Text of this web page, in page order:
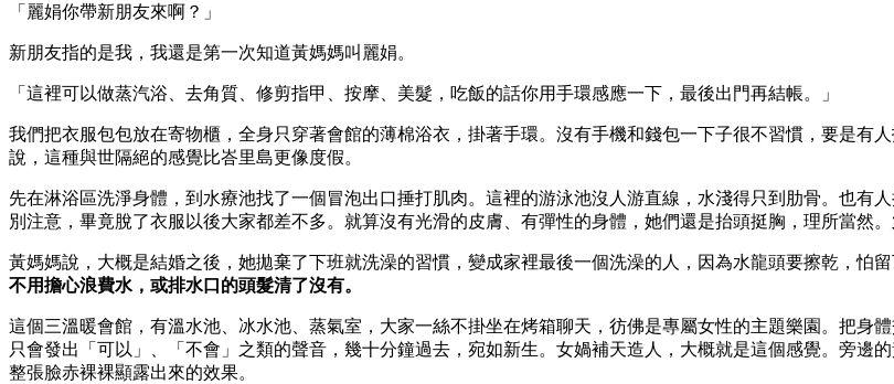
「麗娟你帶新朋友來啊？」
新朋友指的是我，我還是第一次知道黃媽媽叫麗娟。
「這裡可以做蒸汽浴、去角質、修剪指甲、按摩、美髮，吃飯的話你用手環感應一下，最後出門再結帳。」
我們把衣服包包放在寄物櫃，全身只穿著會館的薄棉浴衣，掛著手環。沒有手機和錢包一下子很不習慣，要是有
說，這種與世隔絕的感覺比峇里島更像度假。
先在淋浴區洗淨身體，到水療池找了一個冒泡出口捶打肌肉。這裡的游泳池沒人游直線，水淺得只到肋骨。也有
別注意，畢竟脫了衣服以後大家都差不多。就算沒有光滑的皮膚、有彈性的身體，她們還是抬頭挺胸，理所當然。
黃媽媽說，大概是結婚之後，她拋棄了下班就洗澡的習慣，變成家裡最後一個洗澡的人，因為水龍頭要擦乾，怕
不用擔心浪費水，或排水口的頭髮清了沒有。
這個三溫暖會館，有溫水池、冰水池、蒸氣室，大家一絲不掛坐在烤箱聊天，彷佛是專屬女性的主題樂園。把身
只會發出「可以」、「不會」之類的聲音，幾十分鐘過去，宛如新生。女媧補天造人，大概就是這個感覺。旁邊
整張臉赤裸裸顯露出來的效果。